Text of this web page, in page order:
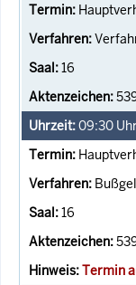
16
09:30
16
Termin